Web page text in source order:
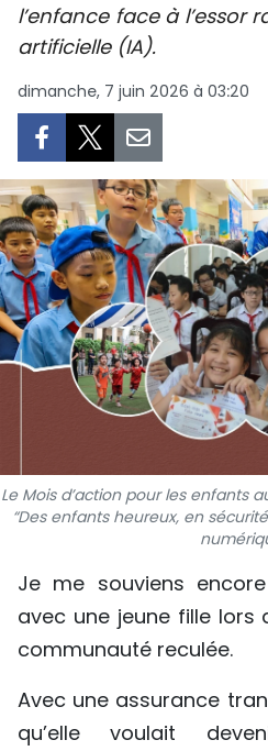
CULTURE
SPORT
PAYS
PHOTO
VIDÉO
À
ENGLISH
l’enfance face à l’essor
artificielle (IA).
dimanche, 7 juin 2026 à 03:20
Le Mois d’action pour les enfants
“Des enfants heureux, en
Je me souviens
avec une jeune fille lors
communauté reculée.
Avec une assurance
qu’elle voulait